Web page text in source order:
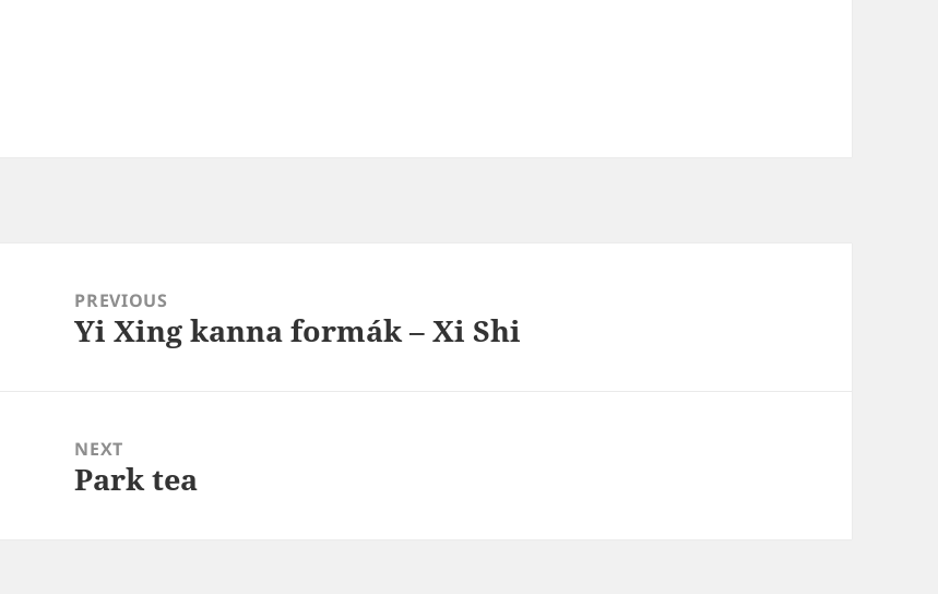
navigationPREVIOUS
Previous
Yi Xing kanna formák – Xi Shi
NEXT
Next
Park tea